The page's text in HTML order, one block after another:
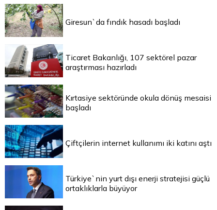
Giresun`da fındık hasadı başladı
Ticaret Bakanlığı, 107 sektörel pazar
araştırması hazırladı
Kırtasiye sektöründe okula dönüş mesaisi
başladı
Çiftçilerin internet kullanımı iki katını aştı
Türkiye`nin yurt dışı enerji stratejisi güçlü
ortaklıklarla büyüyor